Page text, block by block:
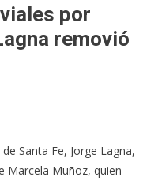
por
removió
Santa Fe, Jorge Lagna,
Marcela Muñoz, quien